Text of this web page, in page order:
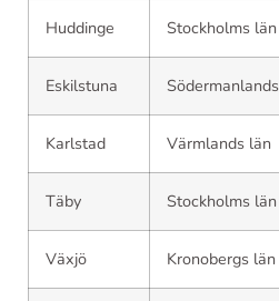
Huddinge Stockholms län
Eskilstuna
Karlstad Värmlands län
Täby Stockholms län
Växjö Kronobergs län